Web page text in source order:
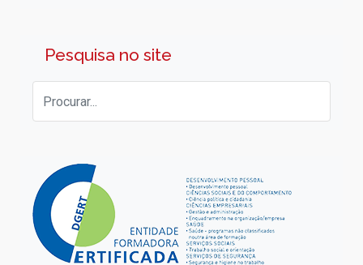
Pesquisa no site